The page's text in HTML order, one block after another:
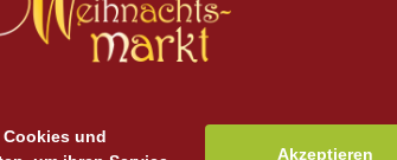
und
Akzeptieren